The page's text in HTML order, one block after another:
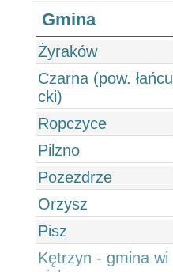
Gmina
Żyraków
Czarna (pow. łańcu
cki)
Ropczyce
Pilzno
Pozezdrze
Orzysz
Pisz
Kętrzyn - gmina wi